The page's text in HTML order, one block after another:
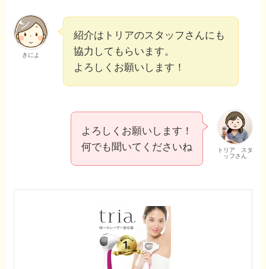
きによ
紹介はトリアのスタッフさんにも
協力してもらいます。
よろしくお願いします！
トリア スタ
ッフさん
よろしくお願いします！
何でも聞いてくださいね